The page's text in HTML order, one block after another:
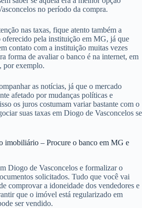
no período da compra.
nas taxas, fique atento também a
oferecido pela instituição em MG, já que
contato com a instituição muitas vezes
forma de avaliar o banco é na internet, em
por exemplo.
as notícias, já que o mercado
afetado por mudanças políticas e
os juros costumam variar bastante com o
suas taxas em Diogo de Vasconcelos se
imobiliário – Procure o banco em MG e
Diogo de Vasconcelos e formalizar o
solicitados. Tudo que você vai
comprovar a idoneidade dos vendedores e
que o imóvel está regularizado em
ser vendido.